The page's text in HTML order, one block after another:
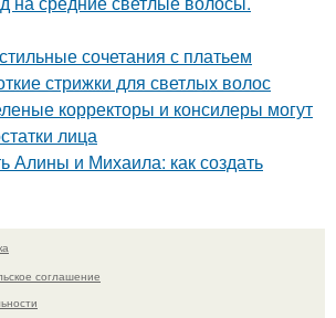
сочетания с платьем
стрижки для светлых волос
корректоры и консилеры могут
лица
Алины и Михаила: как создать
соглашение